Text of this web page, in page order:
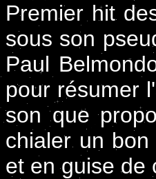
Premier hit
sous son
Paul
pour résumer
son que
chialer un
et en guise de